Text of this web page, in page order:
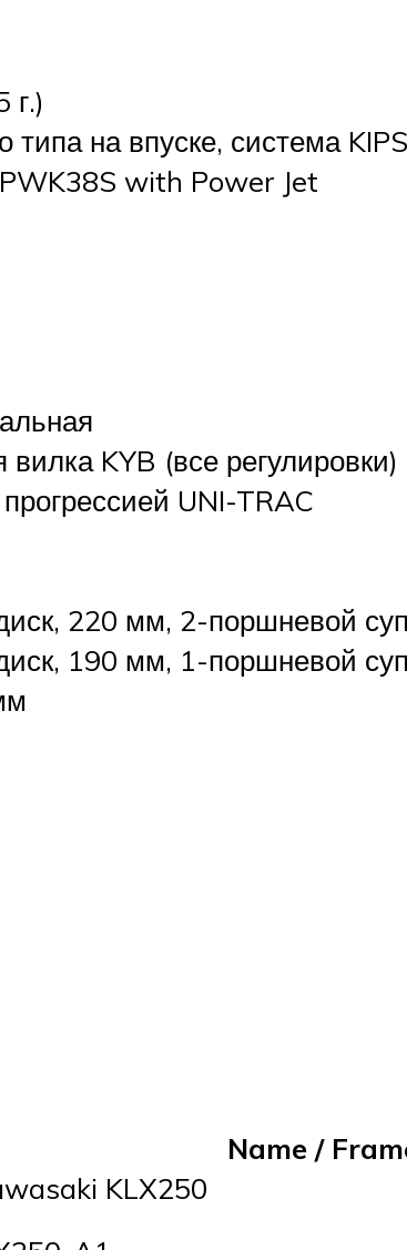
г.)
типа на впуске, система KIPS
with Power Jet
KYB (все регулировки)
UNI-TRAC
220 мм, 2-поршневой
190 мм, 1-поршневой
Name /
KLX250